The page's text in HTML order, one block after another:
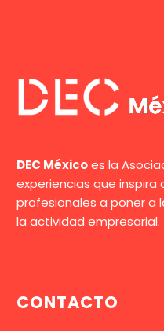
DEC Méxicoes la
experiencias que inspira
profesionales a poner a
la actividad empresarial.
CONTACTO